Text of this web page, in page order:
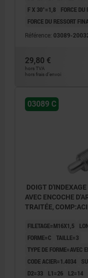
F X 30°=1,8
FORCE
FORCE DU RESSORT
Référence: 03089-
29,80 €
hors TVA
hors frais d’envoi
03089 C
DOIGT
AVEC ENCOCHE
TRAITÉE,
FILETAGE=M16X1,5
FORME=C
TAILLE=3
TYPE DE FORME=AVEC
CODE ACIER=1.4034
D2=33
L1=26 L2=14